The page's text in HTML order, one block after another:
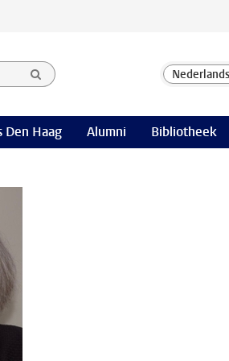
Den Haag Alumni Bibliotheek